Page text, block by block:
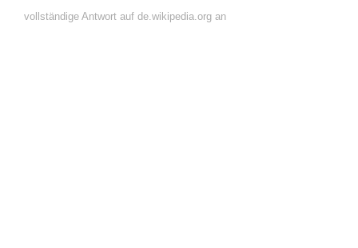
vollständige Antwort auf de.wikipedia.org an